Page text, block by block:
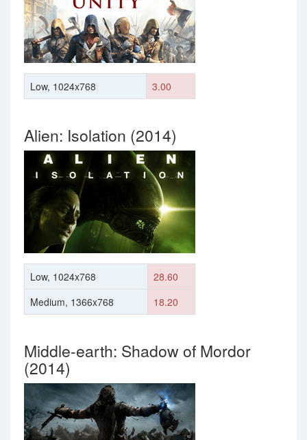
Low, 1024x768 3.00
Alien: Isolation (2014)
Low, 1024x768
28.60
Medium, 1366x768
18.20
Middle-earth: Shadow of Mordor
(2014)